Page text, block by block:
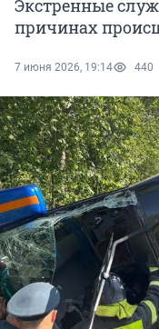
Экстренные
причинах
7 июня 2026, 19:14 440